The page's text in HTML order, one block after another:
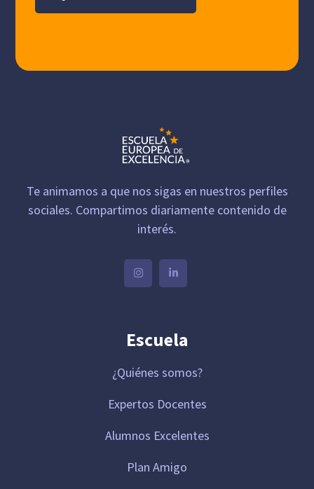
Te animamos a que nos sigas en nuestros perfiles
sociales. Compartimos diariamente contenido de
interés.
Escuela
¿Quiénes somos?
Expertos Docentes
Alumnos Excelentes
Plan Amigo